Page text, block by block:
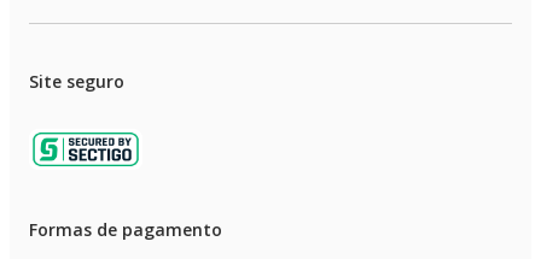
Site seguro
Formas de pagamento